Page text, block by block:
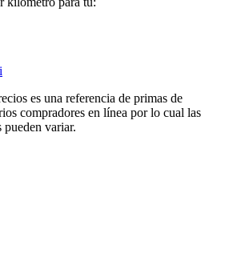
es una referencia de primas de
compradores en línea por lo cual las
pueden variar.